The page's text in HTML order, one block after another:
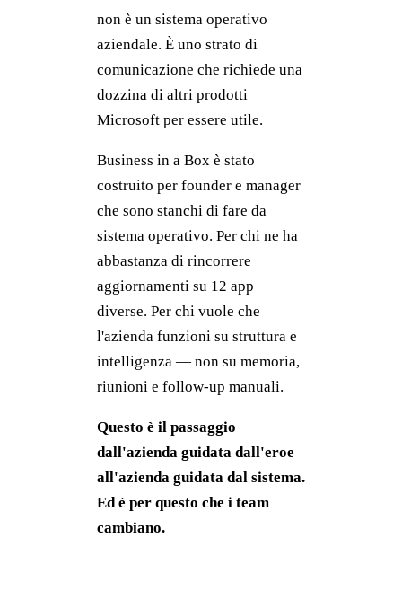
non è un sistema operativo
aziendale. È uno strato di
comunicazione che richiede una
dozzina di altri prodotti
Microsoft per essere utile.
Business in a Box è stato
costruito per founder e manager
che sono stanchi di fare da
sistema operativo. Per chi ne ha
abbastanza di rincorrere
aggiornamenti su 12 app
diverse. Per chi vuole che
l'azienda funzioni su struttura e
intelligenza — non su memoria,
riunioni e follow-up manuali.
Questo è il passaggio
dall'azienda guidata dall'eroe
all'azienda guidata dal sistema.
Ed è per questo che i team
cambiano.